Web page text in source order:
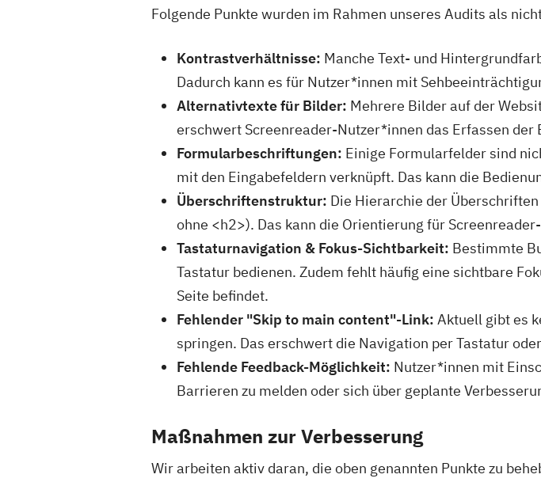
Folgende Punkte wurden im Rahmen unseres Audits als
Kontrastverhältnisse: Manche Text- und
Dadurch kann es für Nutzer*innen mit
Alternativtexte für Bilder: Mehrere Bilder auf der
erschwert Screenreader-Nutzer*innen das Erfassen der
Formularbeschriftungen: Einige Formularfelder sind
mit den Eingabefeldern verknüpft. Das kann die
Überschriftenstruktur: Die Hierarchie der
ohne <h2>). Das kann die Orientierung für
Tastaturnavigation & Fokus-Sichtbarkeit: Bestimmte
Tastatur bedienen. Zudem fehlt häufig eine sichtbare
Seite befindet.
Fehlender "Skip to main content"-Link: Aktuell gibt es
springen. Das erschwert die Navigation per Tastatur
Fehlende Feedback-Möglichkeit: Nutzer*innen mit
Barrieren zu melden oder sich über geplante
Maßnahmen zur Verbesserung
Wir arbeiten aktiv daran, die oben genannten Punkte zu